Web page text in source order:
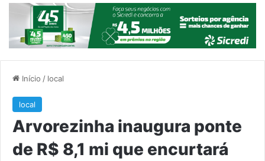
Início / local
local
Arvorezinha inaugura ponte
de R$ 8,1 mi que encurtará